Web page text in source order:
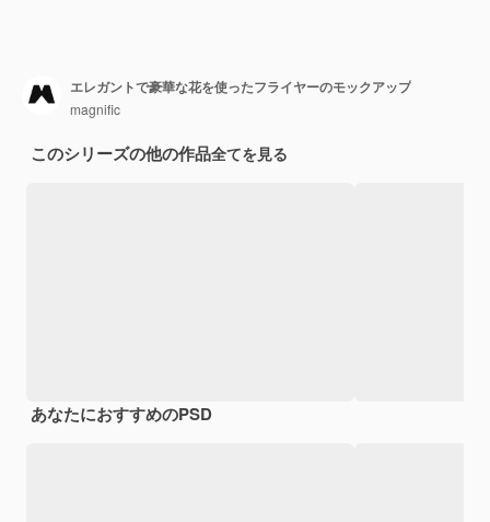
エレガントで豪華な花を使ったフライヤーのモックアップ
magnific
このシリーズの他の作品全てを見る
あなたにおすすめのPSD